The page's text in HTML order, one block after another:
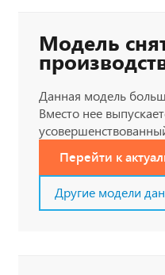
Модель
Данная модель
Вместо нее
Перейти к
Другие модели